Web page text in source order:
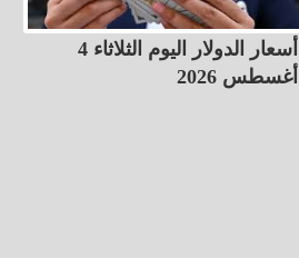
أسعار الدولار اليوم الثلاثاء 4
أغسطس 2026